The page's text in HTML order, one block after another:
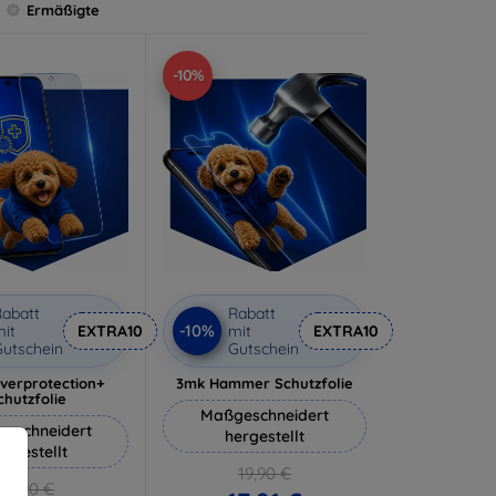
Ermäßigte
EXTRA10
18,90 €
-10%
-10%
Rabatt
mit
Gutschein
EXTRA10
3mk Hammer Schutzfolie
Maßgeschneidert
hergestellt
19,90 €